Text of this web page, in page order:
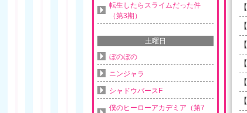
【
【
【
【
【
【
転生したらスライムだった件
（第3期）
土曜日
ぼのぼの
ニンジャラ
シャドウバースF
僕のヒーローアカデミア（第7